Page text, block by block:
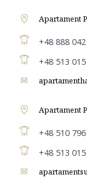
Apartament
+48 888 042
+48 513
Apartament
+48 510
+48 513